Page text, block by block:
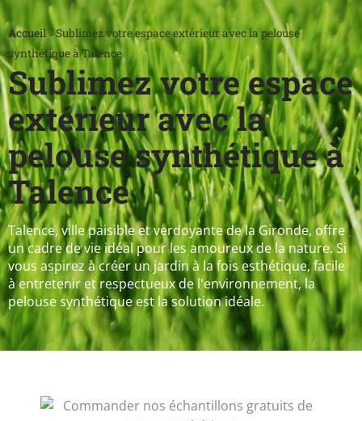
Accueil»Sublimez votre espace extérieur avec la pelouse
synthétique à Talence
Sublimez votre espace
extérieur avec la
pelouse synthétique à
Talence
Talence, ville paisible et verdoyante de la Gironde, offre
un cadre de vie idéal pour les amoureux de la nature. Si
vous aspirez à créer un jardin à la fois esthétique, facile
à entretenir et respectueux de l'environnement, la
pelouse synthétique est la solution idéale.